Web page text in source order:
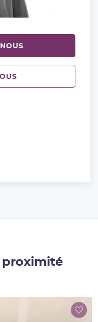
proximité